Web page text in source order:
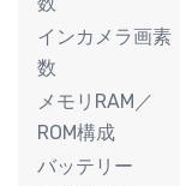
インカメラ画素
数
メモリRAM／
ROM構成
バッテリー